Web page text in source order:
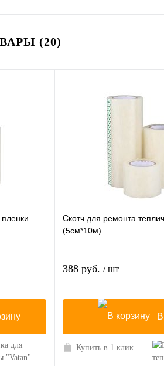
(20)
Скотч для ремонта
(5см*10м)
388 руб. / шт
Купить в 1 клик